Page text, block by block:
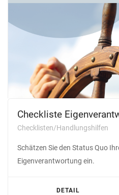
Checkliste
Checklisten/Handlungshilfen
Schätzen Sie den Status Quo
Eigenverantwortung ein.
DETAIL